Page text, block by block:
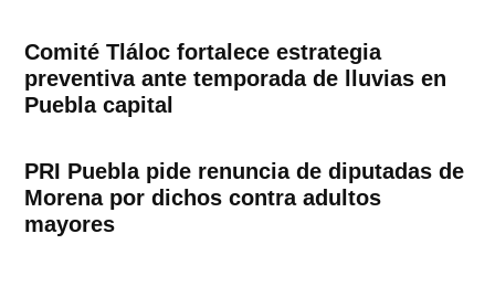
Comité Tláloc fortalece estrategia
preventiva ante temporada de lluvias en
Puebla capital
PRI Puebla pide renuncia de diputadas de
Morena por dichos contra adultos
mayores